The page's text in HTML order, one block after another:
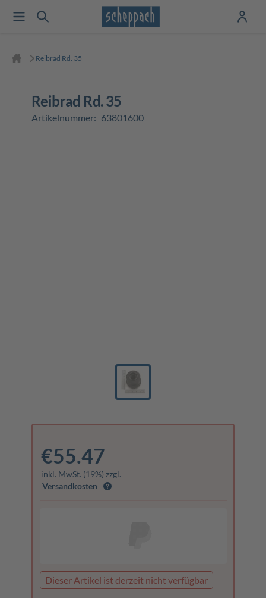
Reibrad Rd. 35
Reibrad Rd. 35
Artikelnummer: 63801600
€55.47
inkl. MwSt. (19%) zzgl.
Versandkosten
Dieser Artikel ist derzeit nicht verfügbar